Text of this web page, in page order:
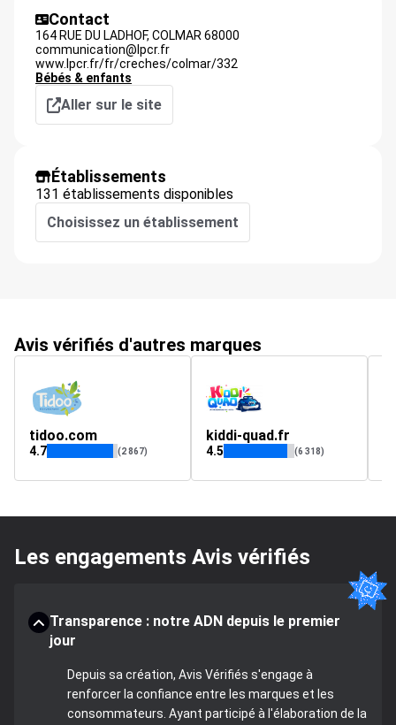
Contact
164 RUE DU LADHOF, COLMAR 68000
communication@lpcr.fr
www.lpcr.fr/fr/creches/colmar/332
Bébés & enfants
Aller sur le site
Établissements
131 établissements disponibles
Choisissez un établissement
Avis vérifiés d'autres marques
tidoo.com
4.7 (2 867)
kiddi-quad.fr
4.5 (6 318)
Les engagements Avis vérifiés
Transparence : notre ADN depuis le premier
jour
Depuis sa création, Avis Vérifiés s'engage à
renforcer la confiance entre les marques et les
consommateurs. Ayant participé à l'élaboration de la